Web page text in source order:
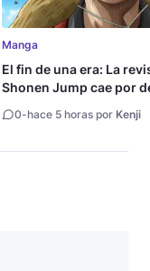
Manga
El fin de una era: La
Shonen Jump cae por
0-hace 5 horas por Kenji